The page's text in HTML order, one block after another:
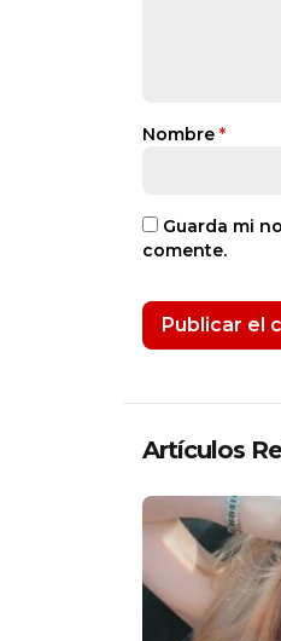
Nombre *
Guarda mi
comente.
Artículos